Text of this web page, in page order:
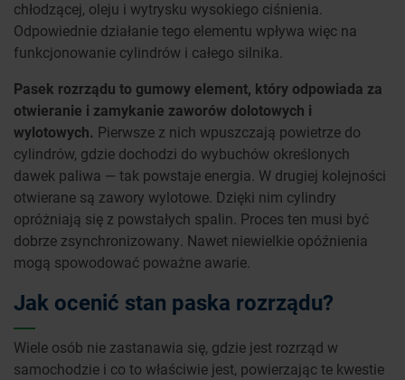
chłodzącej, oleju i wytrysku wysokiego ciśnienia.
Odpowiednie działanie tego elementu wpływa więc na
funkcjonowanie cylindrów i całego silnika.
Pasek rozrządu to gumowy element, który odpowiada za
otwieranie i zamykanie zaworów dolotowych i
wylotowych. Pierwsze z nich wpuszczają powietrze do
cylindrów, gdzie dochodzi do wybuchów określonych
dawek paliwa — tak powstaje energia. W drugiej kolejności
otwierane są zawory wylotowe. Dzięki nim cylindry
opróżniają się z powstałych spalin. Proces ten musi być
dobrze zsynchronizowany. Nawet niewielkie opóźnienia
mogą spowodować poważne awarie.
Jak ocenić stan paska rozrządu?
Wiele osób nie zastanawia się, gdzie jest rozrząd w
samochodzie i co to właściwie jest, powierzając te kwestie